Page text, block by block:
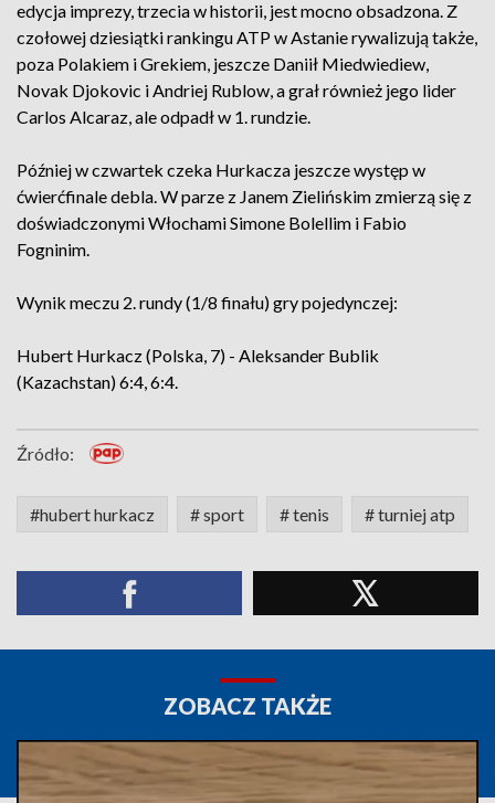
edycja imprezy, trzecia w historii, jest mocno obsadzona. Z
czołowej dziesiątki rankingu ATP w Astanie rywalizują także,
poza Polakiem i Grekiem, jeszcze Daniił Miedwiediew,
Novak Djokovic i Andriej Rublow, a grał również jego lider
Carlos Alcaraz, ale odpadł w 1. rundzie.
Później w czwartek czeka Hurkacza jeszcze występ w
ćwierćfinale debla. W parze z Janem Zielińskim zmierzą się z
doświadczonymi Włochami Simone Bolellim i Fabio
Fogninim.
Wynik meczu 2. rundy (1/8 finału) gry pojedynczej:
Hubert Hurkacz (Polska, 7) - Aleksander Bublik
(Kazachstan) 6:4, 6:4.
Źródło:
#hubert hurkacz # sport # tenis # turniej atp
ZOBACZ TAKŻE